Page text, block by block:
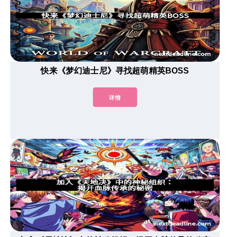
快来《梦幻迪士尼》寻找超萌精英BOSS
详情